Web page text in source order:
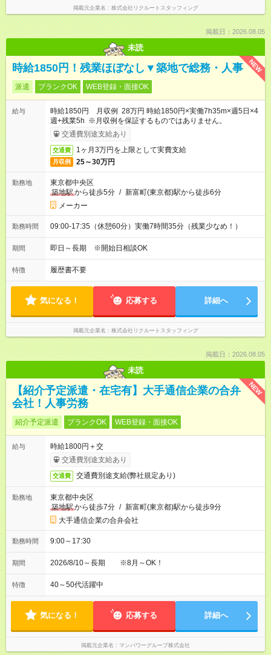
掲載元企業名 株式会社リクルートスタッフィング
掲載日：2026.08.05
未読
NEW
時給1850円！残業ほぼなし▼築地で総務・人事
派遣 ブランクOK WEB登録・面接OK
給与
時給1850円 月収例 28万円 時給1850円×実働7h35m×週5日×4
週+残業5h ※月収例を保証するものではありません。
交通費別途支給あり
交通費 1ヶ月3万円を上限として実費支給
月収例 25～30万円
勤務地
東京都中央区
築地駅から徒歩5分 / 新富町(東京都)駅から徒歩6分
メーカー
勤務時間 09:00-17:35（休憩60分）実働7時間35分（残業少なめ！）
期間 即日～長期 ※開始日相談OK
特徴 履歴書不要
気になる！ 応募する 詳細へ
掲載元企業名 株式会社リクルートスタッフィング
掲載日：2026.08.05
未読
NEW
【紹介予定派遣・在宅有】大手通信企業の合弁
会社！人事労務
紹介予定派遣 ブランクOK WEB登録・面接OK
給与
時給1800円＋交
交通費別途支給あり
交通費 交通費別途支給(弊社規定あり)
勤務地
東京都中央区
築地駅から徒歩7分 / 新富町(東京都)駅から徒歩9分
大手通信企業の合弁会社
勤務時間 9:00～17:30
期間 2026/8/10～長期 ※8月～OK！
特徴 40～50代活躍中
気になる！ 応募する 詳細へ
掲載元企業名 マンパワーグループ株式会社